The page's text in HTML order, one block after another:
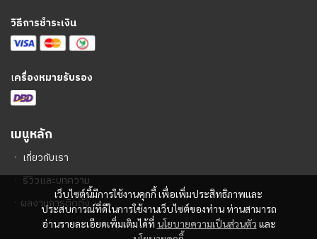
เว็บไซต์นี้มีการใช้งานคุกกี้ เพื่อเพิ่มประสิทธิภาพและ
ประสบการณ์ที่ดีในการใช้งานเว็บไซต์ของท่าน ท่านสามารถ
อ่านรายละเอียดเพิ่มเติมได้ที่ นโยบายความเป็นส่วนตัว และ
วิธีการชำระเงิน
เครื่องหมายรับรอง
เมนูหลัก
ㆍ เกี่ยวกับเรา
ㆍรีวิวและบทความ
ㆍ ผลงานการติดตั้ง